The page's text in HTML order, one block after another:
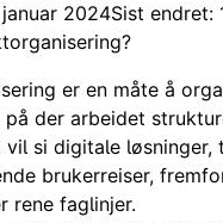
2024Sist endret:
er en måte å
der arbeidet
si digitale løsninger,
brukerreiser,
rene faglinjer.